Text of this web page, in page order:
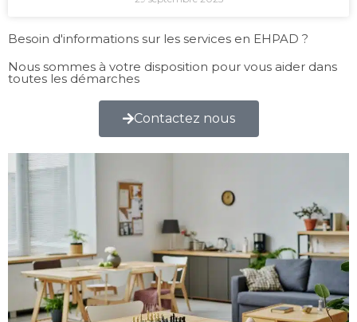
Besoin d'informations sur les services en EHPAD ?
Nous sommes à votre disposition pour vous aider dans
toutes les démarches
Contactez nous